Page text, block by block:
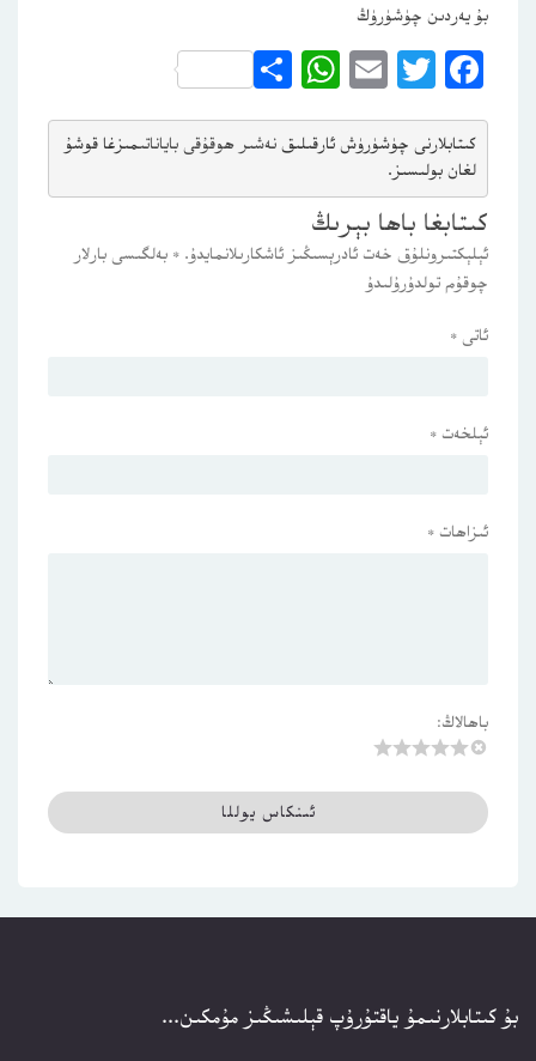
بۇ يەردىن چۈشۈرۈڭ
Facebook
Twitter
Email
WhatsApp
Share
كىتابلارنى چۈشۈرۈش ئارقىلىق نەشىر ھوقۇقى باياناتىمىزغا قوشۇ
لغان بولىسىز.
كىتابغا باھا بېرىڭ
ئېلېكتىرونلۇق خەت ئادرېسىڭىز ئاشكارىلانمايدۇ. * بەلگىسى بارلار
چوقۇم تولدۇرۇلىدۇ
ئاتى *
ئېلخەت *
ئىزاھات *
باھالاڭ:
بۇ كىتابلارنىمۇ ياقتۇرۇپ قېلىشىڭىز مۇمكىن...